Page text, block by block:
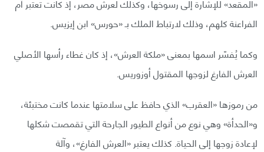
الفراعنة كلهم، وذلك لارتباط الملك بـ «حورس» ابن إيزيس.
وكما يُفسّر اسمها بمعنى «ملكة العرش»، إذ كان غطاء رأسها الأصلي
العرش الفارغ لزوجها المقتول أوزوريس.
من رموزها «العقرب» الذي حافظ على سلامتها عندما كانت مختبئة،
و«الحدأة» وهي نوع من أنواع الطيور الجارحة التي تقمصت شكلها
لإعادة زوجها إلى الحياة. كذلك يعتبر «العرش الفارغ»، وآلة